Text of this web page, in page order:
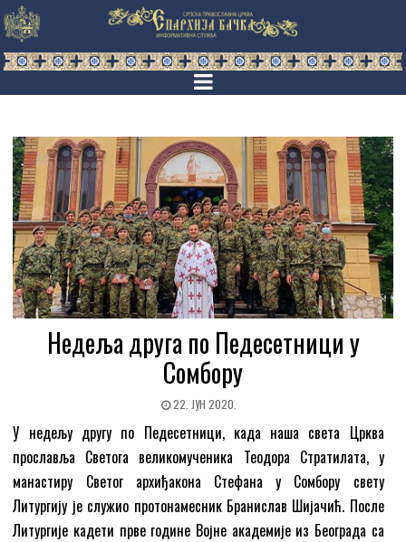
Недеља друга по Педесетници у
Сомбору
22. ЈУН 2020.
У недељу другу по Педесетници, када наша света Црква
прославља Светога великомученика Теодора Стратилата, у
манастиру Светог архиђакона Стефана у Сомбору свету
Литургију је служио протонамесник Бранислав Шијачић. После
Литургије кадети прве године Војне академије из Београда са